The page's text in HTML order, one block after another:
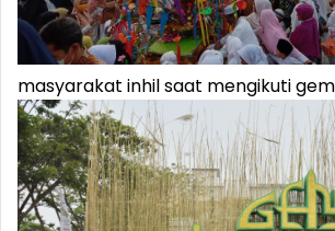
masyarakat inhil saat mengikuti